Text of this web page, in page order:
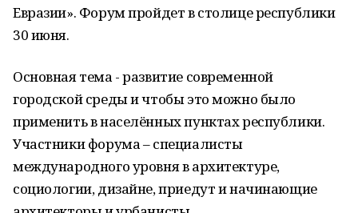
Евразии». Форум пройдет в столице республики
30 июня.
Основная тема - развитие современной
городской среды и чтобы это можно было
применить в населённых пунктах республики.
Участники форума – специалисты
международного уровня в архитектуре,
социологии, дизайне, приедут и начинающие